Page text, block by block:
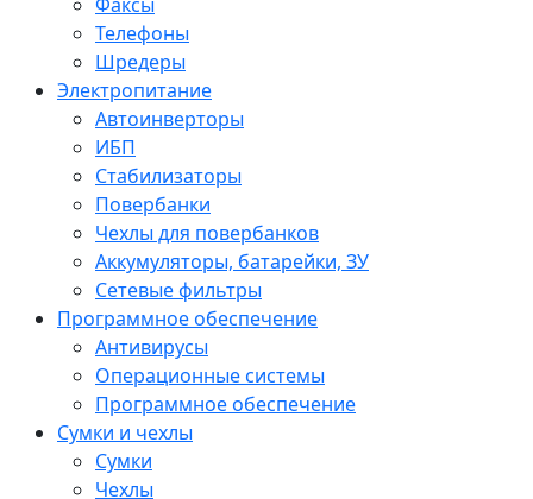
Телефоны
Шредеры
Электропитание
Автоинверторы
ИБП
Стабилизаторы
Повербанки
Чехлы для повербанков
Аккумуляторы, батарейки, ЗУ
Сетевые фильтры
Программное обеспечение
Антивирусы
Операционные системы
Программное обеспечение
Сумки и чехлы
Сумки
Чехлы